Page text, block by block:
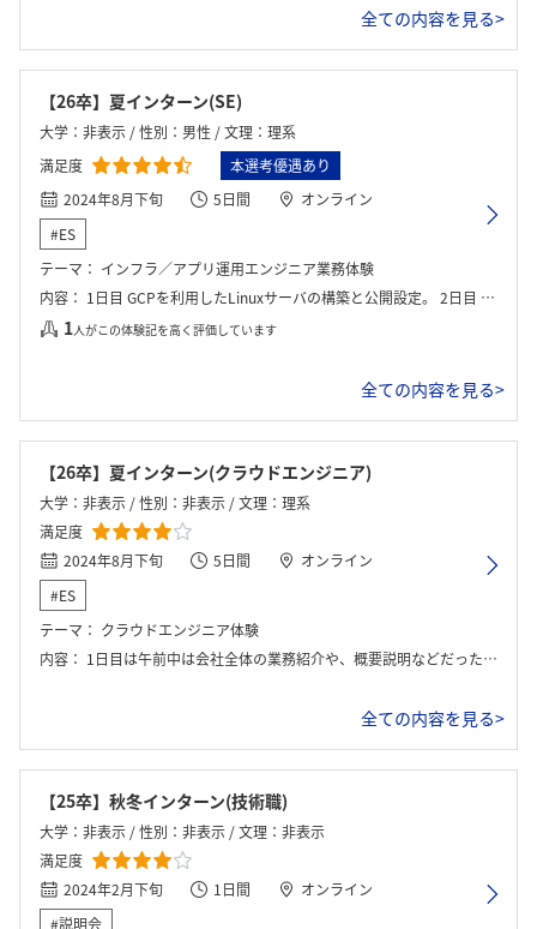
全ての内容を見る>
【26卒】夏インターン(SE)
大学：非表示 / 性別：男性 / 文理：理系
満足度
本選考優遇あり
2024年8月下旬
5日間
オンライン
#ES
テーマ： インフラ／アプリ運用エンジニア業務体験
内容： 1日目 GCPを利用したLinuxサーバの構築と公開設定。 2日目 GCP上にWindowsサーバを構築し、IntelliJを用いた開発環境をセットアップ。 デモアプリのビルド・動作確認後、ロゴやヘッダーの変更などUIのカスタマイズを実施。 3日目 モジュールのデプロイおよびLinuxコマンドによるサーバ設定を行い、サービスを起動。 午後には社員との交流会を実施。 4日目 Seleniumを用いたWEBページ閲覧確認の自動化スクリプトを開発。 Pythonを使用し、ページの読み込みや操作を自動化するコードを作成。 5日目 Datadogによるシステム監視を実施し、障害発生時の対応を体験。 サービス停止の検知から復旧作業までの手順を実践。 午後には再度社員との交流会を実施。
1人がこの体験記を高く評価しています
全ての内容を見る>
【26卒】夏インターン(クラウドエンジニア)
大学：非表示 / 性別：非表示 / 文理：理系
満足度
2024年8月下旬
5日間
オンライン
#ES
テーマ： クラウドエンジニア体験
内容： 1日目は午前中は会社全体の業務紹介や、概要説明などだった。午後からグーグルクラウドの仕組みについて学び、グループに分かれてわからないところを共有しながら、自身のPCでサーバーの構築などを行った。 2日目も引き続き実習を行い、システムに障害が発生したときに備える環境構築や監視設定の追加などを行った。 3日目は運用保守業務体験として、社員の方が顧客、グループメンバーがクラウドエンジニアとしてシミュレーションを行った。 4日目はグーグルで提供されているAPIを用いた機械学習の体験、5日目はこれまでの振り返りを行った。
全ての内容を見る>
【25卒】秋冬インターン(技術職)
大学：非表示 / 性別：非表示 / 文理：非表示
満足度
2024年2月下旬
1日間
オンライン
#説明会